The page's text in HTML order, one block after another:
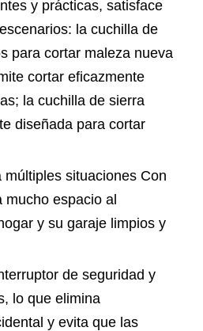
y prácticas, satisface
la cuchilla de
para cortar maleza nueva
cortar eficazmente
la cuchilla de sierra
diseñada para cortar
situaciones Con
espacio al
y su garaje limpios y
de seguridad y
lo que elimina
y evita que las